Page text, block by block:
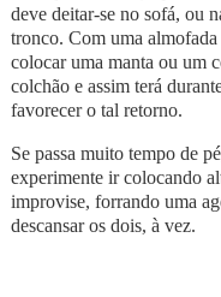
deve deitar-se no sofá, ou
tronco. Com uma
colocar uma manta ou um
colchão e assim terá
favorecer o tal retorno.
Se passa muito tempo de
experimente ir colocando
improvise, forrando uma
descansar os dois, à vez.